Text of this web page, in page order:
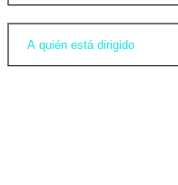
A quién está dirigido